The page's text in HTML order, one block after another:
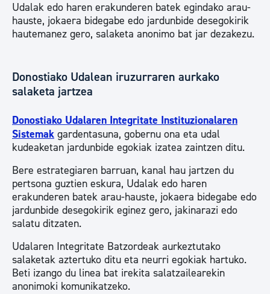
Udalak edo haren erakunderen batek egindako arau-
hauste, jokaera bidegabe edo jardunbide desegokirik
hautemanez gero, salaketa anonimo bat jar dezakezu.
Donostiako Udalean iruzurraren aurkako
salaketa jartzea
Donostiako Udalaren Integritate Instituzionalaren
Sistemak gardentasuna, gobernu ona eta udal
kudeaketan jardunbide egokiak izatea zaintzen ditu.
Bere estrategiaren barruan, kanal hau jartzen du
pertsona guztien eskura, Udalak edo haren
erakunderen batek arau-hauste, jokaera bidegabe edo
jardunbide desegokirik eginez gero, jakinarazi edo
salatu ditzaten.
Udalaren Integritate Batzordeak aurkeztutako
salaketak aztertuko ditu eta neurri egokiak hartuko.
Beti izango du linea bat irekita salatzailearekin
anonimoki komunikatzeko.